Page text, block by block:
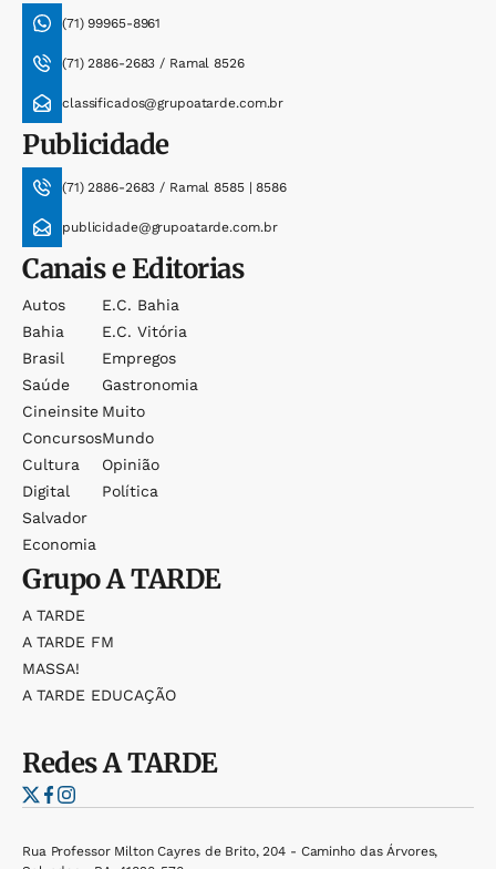
(71) 99965-8961
(71) 2886-2683 / Ramal 8526
classificados@grupoatarde.com.br
Publicidade
(71) 2886-2683 / Ramal 8585 | 8586
publicidade@grupoatarde.com.br
Canais e Editorias
Autos
Bahia
Brasil
Saúde
Cineinsite
Concursos
Cultura
Digital
Salvador
Economia
E.c. Bahia
E.c. Vitória
Empregos
Gastronomia
Muito
Mundo
Opinião
Política
GrupoA TARDE
A TARDE
A TARDE FM
MASSA!
A TARDE EDUCAÇÃO
RedesA TARDE
Rua Professor Milton Cayres de Brito, 204 - Caminho das Árvores,